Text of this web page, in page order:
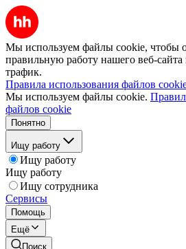
Мы используем файлы cookie, чтобы
правильную работу нашего веб-сайта
трафик.
Правила использования файлов
Мы используем файлы cookie.
файлов cookie
Понятно
Ищу работу
Ищу работу
Ищу работу
Ищу сотрудника
Сервисы
Помощь
Ещё
Поиск